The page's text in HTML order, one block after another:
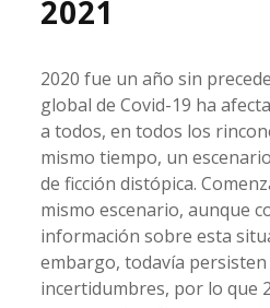
2021
2020 fue un año sin
global de Covid-19 ha
a todos, en todos los
mismo tiempo, un
de ficción distópica.
mismo escenario, aunque
información sobre esta
embargo, todavía persisten
incertidumbres, por lo que